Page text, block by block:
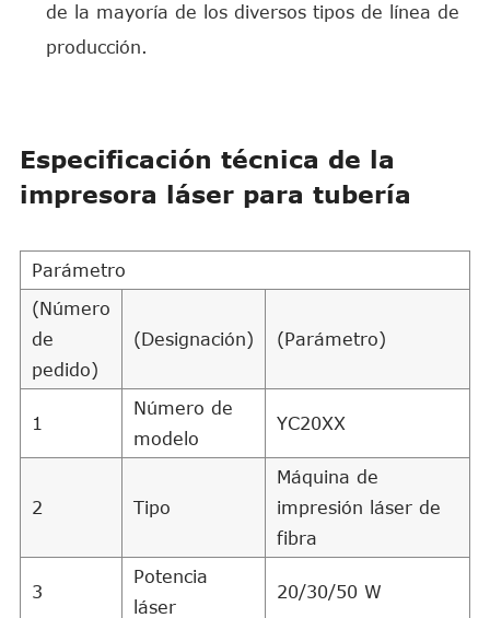
de la mayoría de los diversos tipos de línea de
producción.
Especificación técnica de la
impresora láser para tubería
Parámetro
(Número
de
pedido)
(Designación) (Parámetro)
1
Número de
modelo
YC20XX
2 Tipo
Máquina de
impresión láser de
fibra
3
Potencia
láser
20/30/50 W